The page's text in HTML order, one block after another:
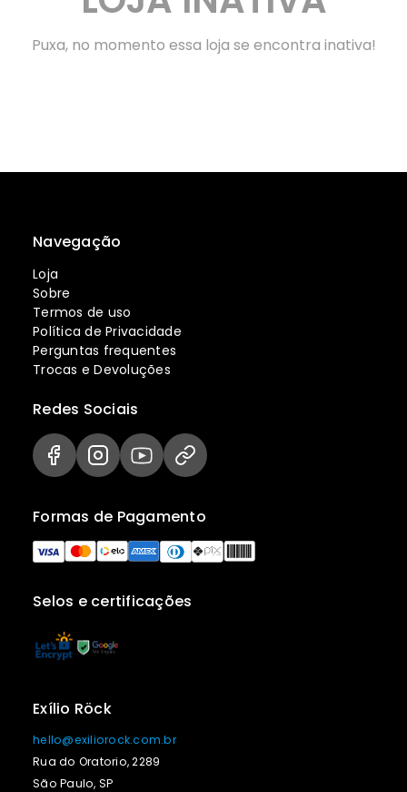
Puxa, no momento essa loja se encontra inativa!
Navegação
Loja
Sobre
Termos de uso
Política de Privacidade
Perguntas frequentes
Trocas e Devoluções
Selos e certificações
Formas de Pagamento
Redes Sociais
Exílio Röck
hello@exiliorock.com.br
Rua do Oratorio, 2289
São Paulo, SP